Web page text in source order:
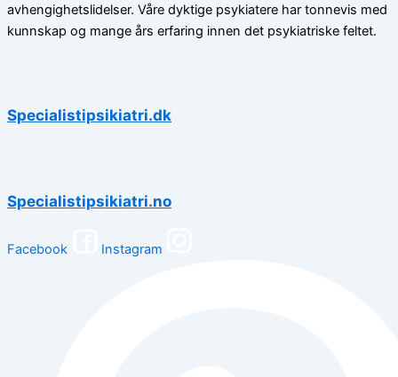
avhengighetslidelser. Våre dyktige psykiatere har tonnevis med
kunnskap og mange års erfaring innen det psykiatriske feltet.
Specialistipsikiatri.dk
Specialistipsikiatri.no
Facebook Instagram